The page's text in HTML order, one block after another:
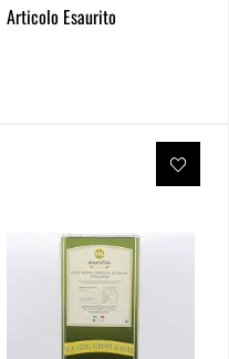
Articolo Esaurito